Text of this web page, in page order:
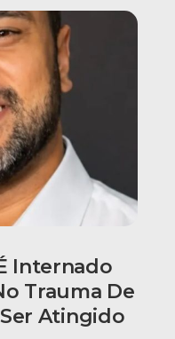
Internado
Trauma De
Atingido